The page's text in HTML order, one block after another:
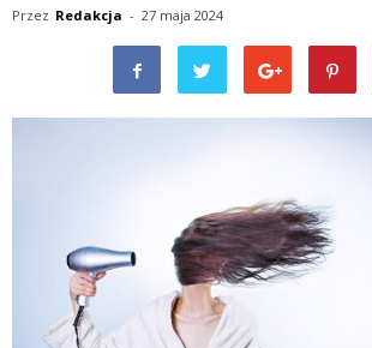
Przez Redakcja - 27 maja 2024